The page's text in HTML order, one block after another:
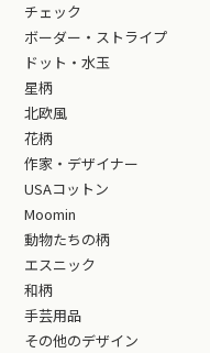
チェック
ボーダー・ストライプ
ドット・水玉
星柄
北欧風
花柄
作家・デザイナー
USAコットン
Moomin
動物たちの柄
エスニック
和柄
手芸用品
その他のデザイン